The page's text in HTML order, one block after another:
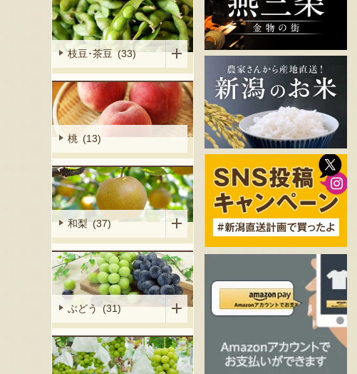
枝豆･茶豆 (33)
桃 (13)
和梨 (37)
ぶどう (31)